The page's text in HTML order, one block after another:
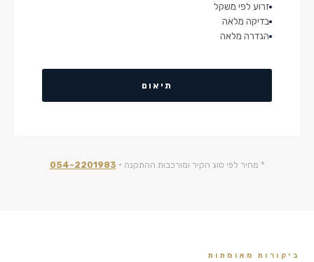
זרוע לפי משקל
בדיקה מלאה
הגדרה מלאה
תיאום
* מחיר לפי סוג הקיר ומורכבות ההתקנה · 054-2201983
ביקורות מאומתות